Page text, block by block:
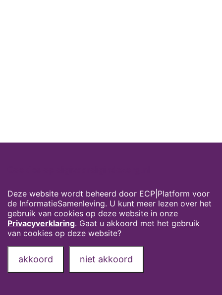
Deze website wordt beheerd door ECP|Platform voor
de InformatieSamenleving. U kunt meer lezen over het
gebruik van cookies op deze website in onze
Privacyverklaring. Gaat u akkoord met het gebruik
van cookies op deze website?
akkoord niet akkoord